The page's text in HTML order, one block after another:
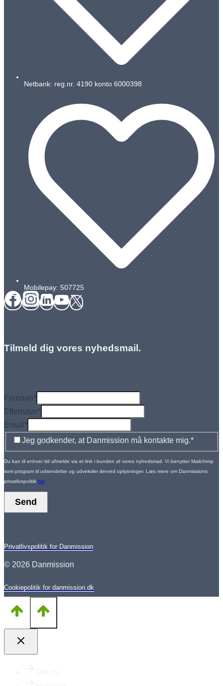
Netbank: reg.nr. 4190 konto 6000398
Mobilepay: 507725
Tilmeld dig vores nyhedsmail.
Fornavn*
Efternavn*
Email *
Jeg godkender, at Danmission må kontakte mig.*
Du kan til enhver tid afmelde via et link i bunden af vores nyhedsmail. Vi benytter Mailchimp
som program til udsendelse og udveksler derved oplysninger. Læs mere om Danmissions
privatlivspolitik her.
Send
Privatlivspolitik for Danmission
© 2026 Danmission
Cookiepolitik for danmission.dk